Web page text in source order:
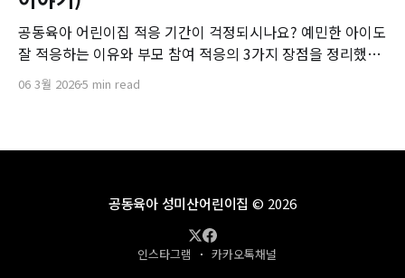
공동육아 어린이집 적응 기간이 걱정되시나요? 예민한 아이도
잘 적응하는 이유와 부모 참여 적응의 3가지 장점을 정리했습
니다.
06 3월 20265 min read
공동육아 성미산어린이집 © 2026
인스타그램 카카오톡채널